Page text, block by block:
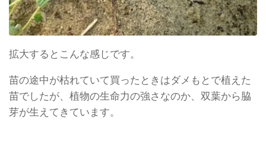
拡大するとこんな感じです。
苗の途中が枯れていて買ったときはダメもとで植えた
苗でしたが、植物の生命力の強さなのか、双葉から脇
芽が生えてきています。